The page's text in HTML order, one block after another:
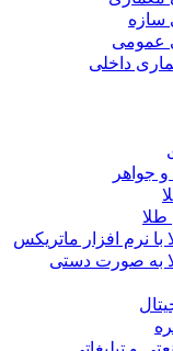
عمومی
داخلی
جواهر
نرم افزار ماتریکس
به صورت دستی